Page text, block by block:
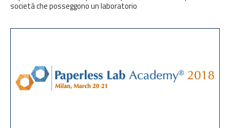
società che posseggono un laboratorio